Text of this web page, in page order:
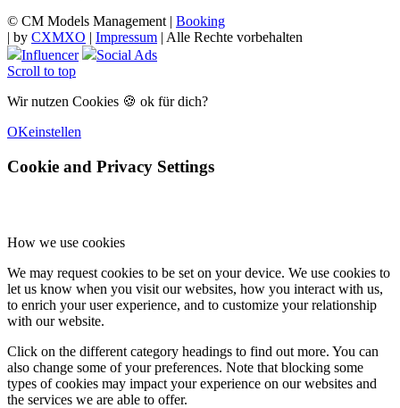
© CM Models Management | Booking
| by CXMXO | Impressum | Alle Rechte vorbehalten
Influencer
Social Ads
Scroll to top
Wir nutzen Cookies 🍪 ok für dich?
OKeinstellen
Cookie and Privacy Settings
How we use cookies
We may request cookies to be set on your device. We use cookies to
let us know when you visit our websites, how you interact with us,
to enrich your user experience, and to customize your relationship
with our website.
Click on the different category headings to find out more. You can
also change some of your preferences. Note that blocking some
types of cookies may impact your experience on our websites and
the services we are able to offer.